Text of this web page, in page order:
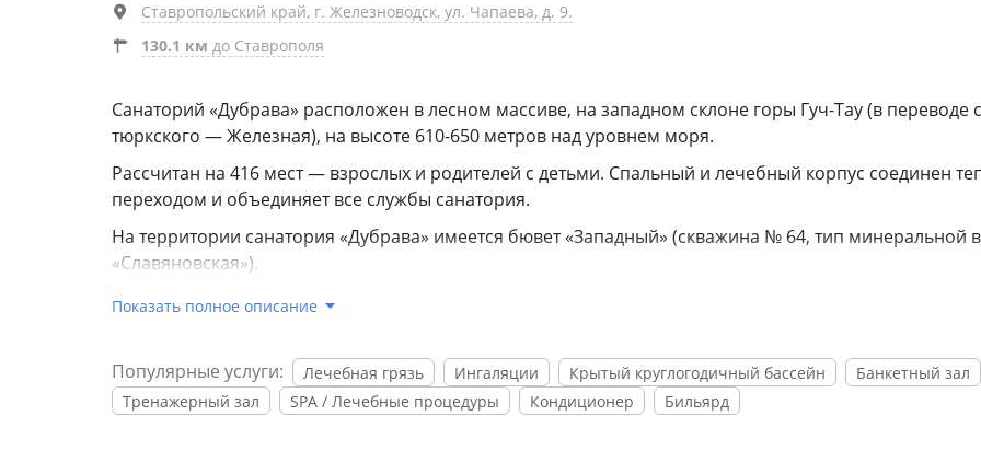
Ставропольский край, г. Железноводск, ул. Чапаева, д. 9.
130.1 км до Ставрополя
Санаторий «Дубрава» расположен в лесном массиве, на западном склоне горы Гуч-Тау (в переводе с
тюркского — Железная), на высоте 610-650 метров над уровнем моря.
Рассчитан на 416 мест — взрослых и родителей с детьми. Спальный и лечебный корпус соединен
переходом и объединяет все службы санатория.
На территории санатория «Дубрава» имеется бювет «Западный» (скважина № 64, тип минеральной
«Славяновская»).
Территория санатория покрыта зеленью, открываются потрясающие виды на горы.
высококачественной конкурентоспособности предоставляемых услуг среди организаций» за
эффективных методов управления коллектива, значительного развития по повышению качества
предоставления оказанных услуг.
Показать полное описание
Популярные услуги: Лечебная грязь Ингаляции Крытый круглогодичный бассейн
Банкетный зал
Тренажерный зал
SPA / Лечебные процедуры Кондиционер Бильярд